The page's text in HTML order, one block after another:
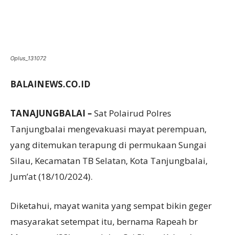
Oplus_131072
BALAINEWS.CO.ID
TANAJUNGBALAI – Sat Polairud Polres
Tanjungbalai mengevakuasi mayat perempuan,
yang ditemukan terapung di permukaan Sungai
Silau, Kecamatan TB Selatan, Kota Tanjungbalai,
Jum’at (18/10/2024).
Diketahui, mayat wanita yang sempat bikin geger
masyarakat setempat itu, bernama Rapeah br